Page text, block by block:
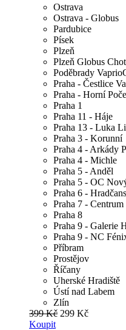
Ostrava
Ostrava - Globus
Pardubice
Písek
Plzeň
Plzeň Globus
Poděbrady
Praha - Čestlice
Praha - Horní
Praha 1
Praha 11 - Háje
Praha 13 - Luka
Praha 3 - Korunní
Praha 4 - Arkády
Praha 4 - Michle
Praha 5 - Anděl
Praha 5 - OC
Praha 6 -
Praha 7 -
Praha 8
Praha 9 - Galerie
Praha 9 - NC
Příbram
Prostějov
Říčany
Uherské Hradiště
Ústí nad Labem
Zlín
399 Kč 299 Kč
Koupit